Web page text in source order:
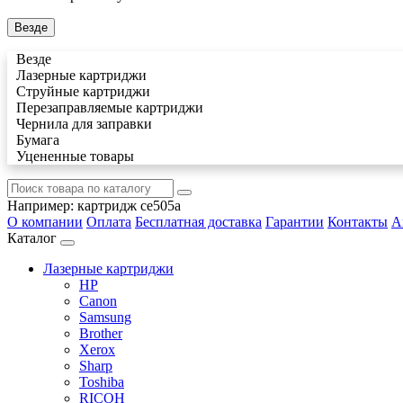
Везде
Везде
Лазерные картриджи
Струйные картриджи
Перезаправляемые картриджи
Чернила для заправки
Бумага
Уцененные товары
Например: картридж ce505a
О компании Оплата Бесплатная доставка Гарантии Контакты
Каталог
Лазерные картриджи
HP
Canon
Samsung
Brother
Xerox
Sharp
Toshiba
RICOH